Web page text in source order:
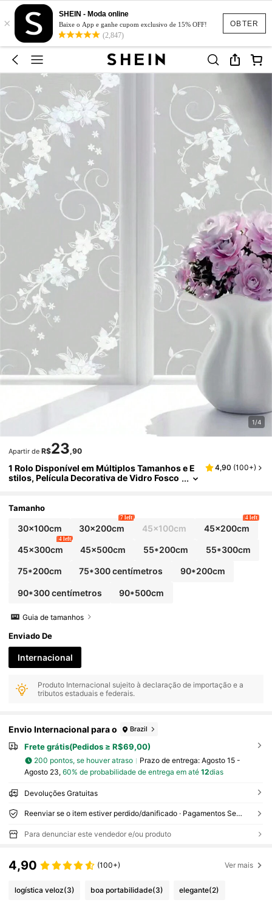
OBTER
×
SHEIN - Moda online
Baixe o App e ganhe cupom exclusivo de 15% OFF!
(2,847)
1/4
Apartir de R$23,90
1 Rolo Disponível em Múltiplos Tamanhos e E
stilos, Película Decorativa de Vidro Fosco
e Estar, Quarto, Cozinha, Banheiro, Porta de V
idro Deslizante, Decorações de Natal e Outras
Festas
4,90 (100+)
Tamanho
30x100cm 30x200cm
7 left
45x100cm 45x200cm
4 left
45x300cm
4 left
45x500cm 55*200cm 55*300cm
75*200cm 75*300 centímetros 90*200cm
90*300 centímetros 90*500cm
Guia de tamanhos
Enviado De
Internacional
Produto Internacional sujeito à declaração de importação e a
tributos estaduais e federais.
Envio Internacional para o Brazil
Frete grátis(Pedidos ≥ R$69,00)
200 pontos, se houver atraso Prazo de entrega: Agosto 15 -
Agosto 23, 60% de probabilidade de entrega em até 12dias
Devoluções Gratuitas
Reenviar se o item estiver perdido/danificado · Pagamentos Seguros · Proteção de privacidade
Para denunciar este vendedor e/ou produto
4,90 (100+) Ver mais
logística veloz(3) boa portabilidade(3) elegante(2)